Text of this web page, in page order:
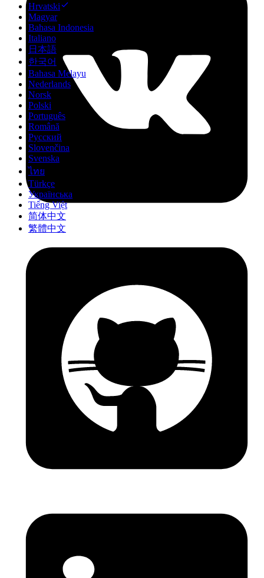
Hrvatski
Magyar
Bahasa Indonesia
Italiano
日本語
한국어
Bahasa Melayu
Nederlands
Norsk
Polski
Português
Română
Русский
Slovenčina
Svenska
ไทย
Türkçe
Українська
Tiếng Việt
简体中文
繁體中文